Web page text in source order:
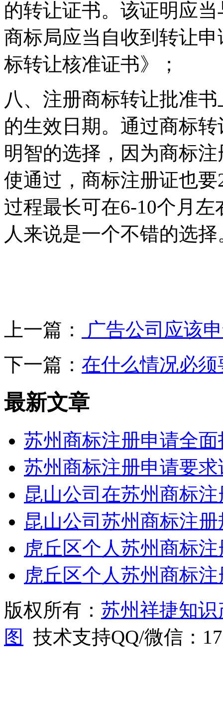
的转让证书。该证明应
商标局应当自收到转让
标转让核准证书》；
八、注册商标转让批准
的生效日期。通过商标
明智的选择，因为商标
使通过，商标注册证也
过程最长可在6-10个月
人来说是一个不错的选择
上一篇：
广告公司应该
下一篇： 在什么情况必
最新文章
苏州商标注册申请全面
苏州商标注册申请要求
昆山公司在苏州商标
昆山公司苏州商标注
虎丘区个人苏州商标
虎丘区个人苏州商标
版权所有： 苏州祥捷知
图
技术支持QQ/微信：